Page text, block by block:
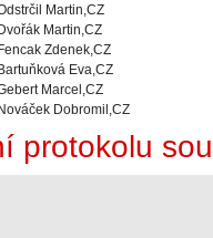
Martin,CZ
Dvořák Martin,CZ
Fencak Zdenek,CZ
Bartuňková Eva,CZ
Marcel,CZ
Nováček Dobromil,CZ
protokolu